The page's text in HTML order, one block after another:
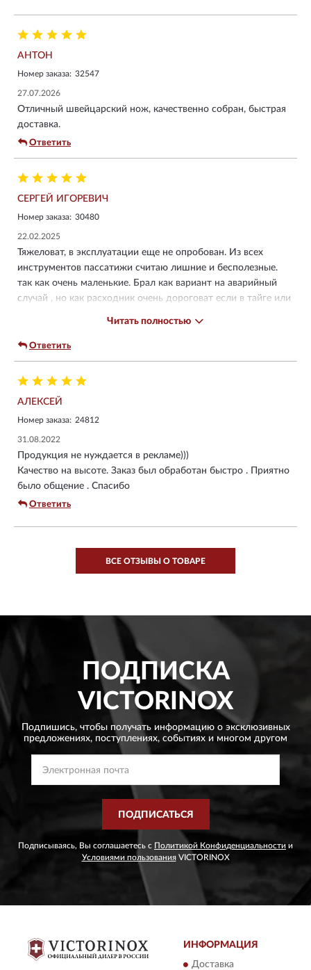
АНТОН
Номер заказа: 32547
27.07.2026
Отличный швейцарский нож, качественно собран, быстрая
доставка.
Ответить
CЕРГЕЙ ИГОРЕВИЧ
Номер заказа: 30480
22.02.2025
Тяжеловат, в эксплуатации еще не опробован. Из всех
инструментов пассатижи считаю лишние и бесполезные.
так как очень маленькие. Брал как вариант на аварийный
случай , но как расходник очень дороговат если в тайге или
открывашкой, пилой и напильником украли из авто разбив
стекло, жалко было уж пилка там зубастая как и на этой
модели, помогала в лесу разбить каркас для шалаша,
или орешник на УРА . А так твердость по рокцеллу считаю
мягкой 55-56 лезвие ножа посадить на три минуты работы
с деревом. Будут жалко потерять в лесу или на рыбалке
цена высокая
Читать полностью
Ответить
АЛЕКСЕЙ
Номер заказа: 24812
31.08.2022
Продукция не нуждается в рекламе)))
Качество на высоте. Заказ был обработан быстро . Приятно
было общение . Спасибо
Ответить
ВСЕ ОТЗЫВЫ О ТОВАРЕ
ПОДПИСКА
VICTORINOX
Подпишись, чтобы получать информацию о эксклюзивных
предложениях, поступлениях, событиях и многом другом
ПОДПИСАТЬСЯ
Подписываясь, Вы соглашаетесь с Политикой Конфиденциальности и
Условиями пользованияVICTORINOX
ИНФОРМАЦИЯ
Доставка